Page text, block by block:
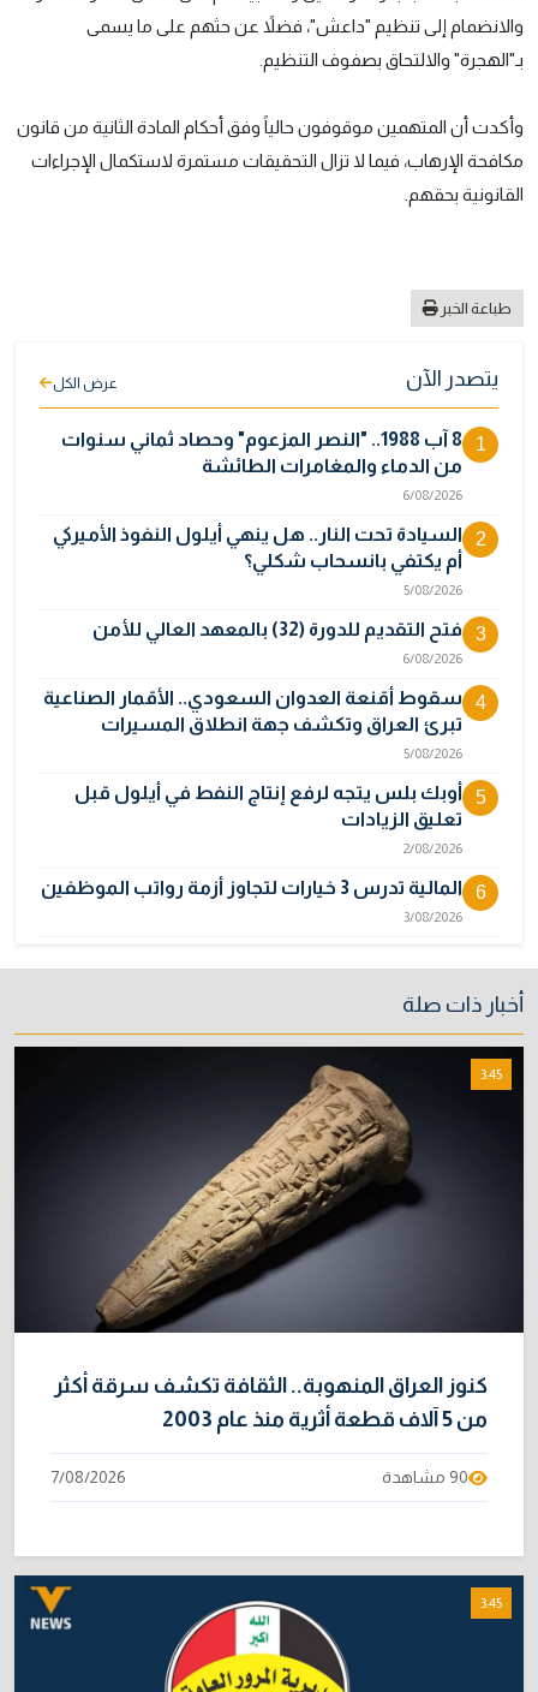
والانضمام إلى تنظيم "داعش"، فضلاً عن حثهم على ما يسمى
بـ"الهجرة" والالتحاق بصفوف التنظيم.
وأكدت أن المتهمين موقوفون حالياً وفق أحكام المادة الثانية من قانون
مكافحة الإرهاب، فيما لا تزال التحقيقات مستمرة لاستكمال الإجراءات
القانونية بحقهم.
طباعة الخبر
يتصدر الآن عرض الكل
1
8 آب 1988.. "النصر المزعوم" وحصاد ثماني سنوات
من الدماء والمغامرات الطائشة
6/08/2026
2
السيادة تحت النار.. هل ينهي أيلول النفوذ الأميركي
أم يكتفي بانسحاب شكلي؟
5/08/2026
3 فتح التقديم للدورة (32) بالمعهد العالي للأمن
6/08/2026
4
سقوط أقنعة العدوان السعودي.. الأقمار الصناعية
تبرئ العراق وتكشف جهة انطلاق المسيرات
5/08/2026
5
أوبك بلس يتجه لرفع إنتاج النفط في أيلول قبل
تعليق الزيادات
2/08/2026
6 المالية تدرس 3 خيارات لتجاوز أزمة رواتب الموظفين
3/08/2026
31/07/2026
8
إتلاف أكثر من 106 كغم مخدرات و22 ألف قرص في
31/07/2026
خطر "إيبولا" يتضاعف.. ارتفاع عدد الإصابات
بالفيروس إلى 3748
3/08/2026
نائبة تحذر من اضطرابات بسبب تأخّر دفع رواتب
أخبار ذات صلة
3:45
كنوز العراق المنهوبة.. الثقافة تكشف سرقة أكثر
من 5 آلاف قطعة أثرية منذ عام 2003
90 مشاهدة 7/08/2026
3:45